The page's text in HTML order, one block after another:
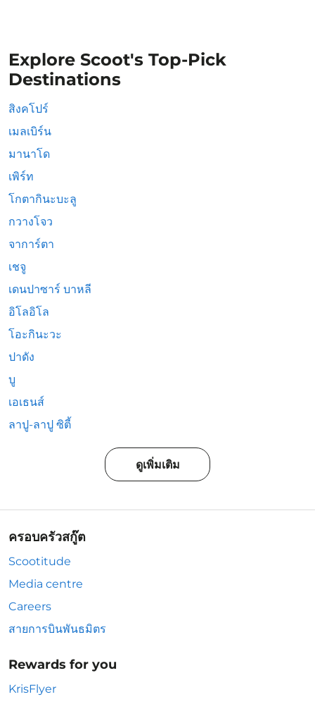
Explore Scoot's Top-Pick
Destinations
สิงคโปร์
เมลเบิร์น
มานาโด
เพิร์ท
โกตากินะบะลู
กวางโจว
จาการ์ตา
เชจู
เดนปาซาร์ บาหลี
อิโลอิโล
โอะกินะวะ
ปาดัง
บู
เอเธนส์
ลาปู-ลาปู ซิตี้
ดูเพิ่มเติม
ครอบครัวสกู๊ต
Scootitude
Media centre
Careers
สายการบินพันธมิตร
Rewards for you
KrisFlyer